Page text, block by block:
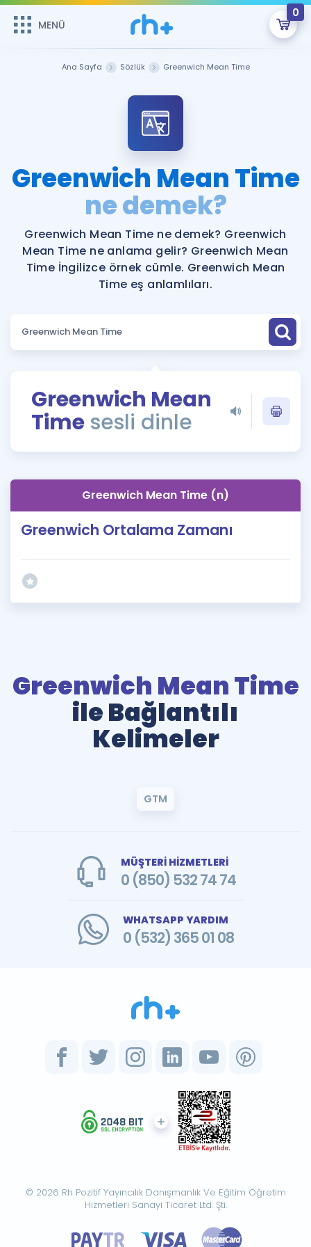
MENÜ
0
Şifremi Hatırlamıyorum
Sepetin Şu An Boş.
Remzi Hoca ile seni sınava hazırlayacak onlarca eğitim seni
bekliyor!
MENÜ
Faydalı Araçlar
Ücretsiz Kaynaklar
ÖSYM Sınav Takvimi
Kampanyalar
Blog
İngilizce Gramer
Blog
İngilizce Gramer
Kariyer
Ana Sayfa Sözlük Greenwich Mean Time
Greenwich Mean Time
ne demek?
Greenwich Mean Time ne demek? Greenwich
Mean Time ne anlama gelir? Greenwich Mean
Time İngilizce örnek cümle. Greenwich Mean
Time eş anlamlıları.
Greenwich Mean
Time sesli dinle
Greenwich Mean Time (n)
Greenwich Ortalama Zamanı
Greenwich Mean Time
ile Bağlantılı
Kelimeler
GTM
MÜŞTERİ HİZMETLERİ
0 (850) 532 74 74
WHATSAPP YARDIM
0 (532) 365 01 08
© 2026 Rh Pozitif Yayıncılık Danışmanlık Ve Eğitim Öğretim
Hizmetleri Sanayi Ticaret Ltd. Şti.